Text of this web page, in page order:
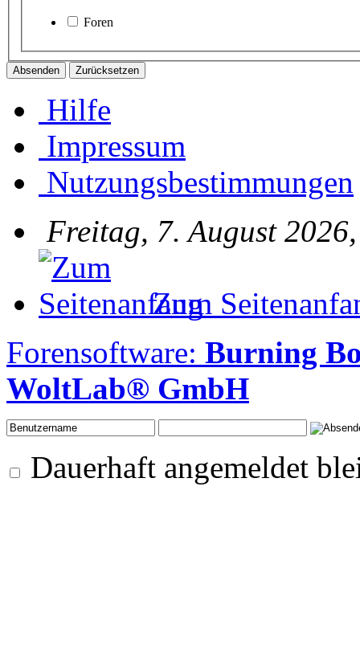
Foren
Hilfe
Impressum
Nutzungsbestimmungen
Freitag, 7. August
Zum
Forensoftware: Burning
WoltLab® GmbH
Dauerhaft angemeldet